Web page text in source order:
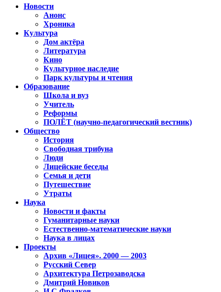
Новости
Анонс
Хроника
Культура
Дом актёра
Литература
Кино
Культурное наследие
Парк культуры и чтения
Образование
Школа и вуз
Учитель
Реформы
ПОЛЁТ (научно-педагогический вестник)
Общество
История
Свободная трибуна
Люди
Лицейские беседы
Семья и дети
Путешествие
Утраты
Наука
Новости и факты
Гуманитарные науки
Естественно-математические науки
Наука в лицах
Проекты
Архив «Лицея». 2000 — 2003
Русский Север
Архитектура Петрозаводска
Дмитрий Новиков